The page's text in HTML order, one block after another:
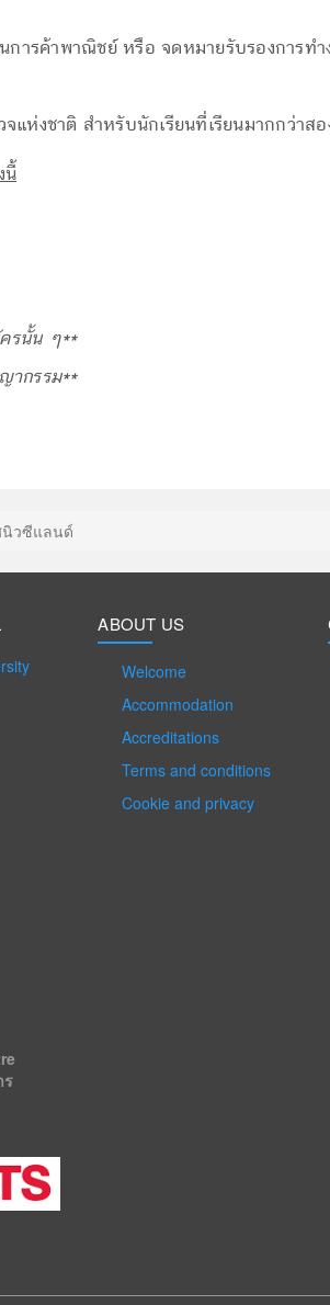
การค้าพาณิชย์ หรือ จดหมายรับรองการทำ
แห่งชาติ สำหรับนักเรียนที่เรียนมากกว่าส
นี้
ครนั้น ๆ**
ากรรม**
นิวซีแลนด์
ABOUT US
Welcome
Accommodation
Accreditations
Terms and conditions
Cookie and privacy
ร